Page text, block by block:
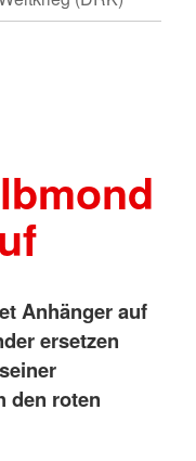
Anhänger auf
ersetzen
den roten